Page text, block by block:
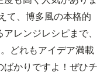
て、博多風の本格的
レンジレシピまで、
どれもアイデア満載
かりですよ！ぜひチ